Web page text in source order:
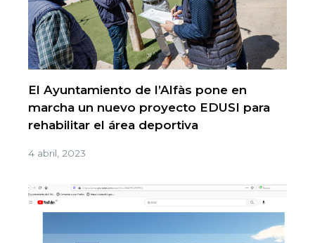
El Ayuntamiento de l’Alfàs pone en
marcha un nuevo proyecto EDUSI para
rehabilitar el área deportiva
4 abril, 2023